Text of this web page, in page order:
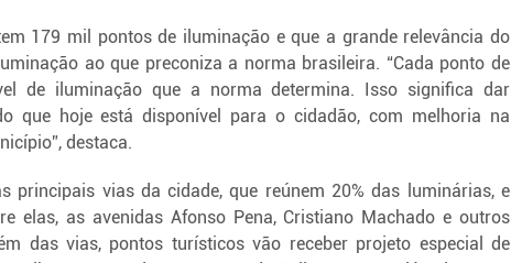
179 mil pontos de iluminação e que a grande relevância do
ao que preconiza a norma brasileira. “Cada ponto de
de iluminação que a norma determina. Isso significa dar
que hoje está disponível para o cidadão, com melhoria na
destaca.
principais vias da cidade, que reúnem 20% das luminárias, e
elas, as avenidas Afonso Pena, Cristiano Machado e outros
das vias, pontos turísticos vão receber projeto especial de